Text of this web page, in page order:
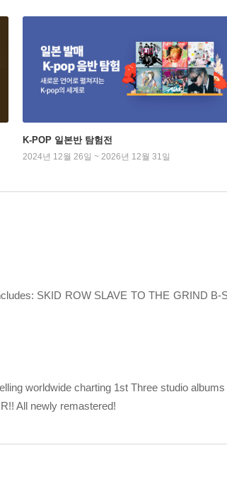
K-POP 일본반 탐험전
2024년 12월 26일 ~ 2026년 12월 31일
SKID ROW SLAVE TO THE GRIND
worldwide charting 1st Three studio
All newly remastered!